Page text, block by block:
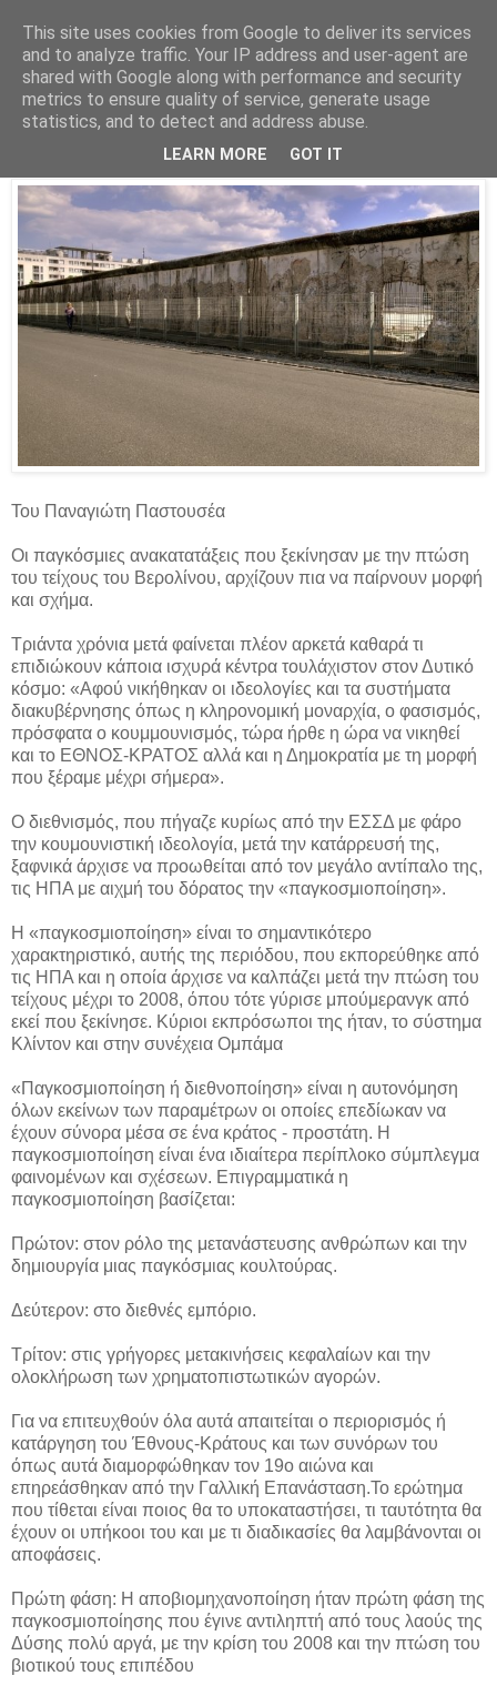
Parakato.gr
Η πολιορκία του Έθνους-Κράτους
Του Παναγιώτη Παστουσέα
Οι παγκόσμιες ανακατατάξεις που ξεκίνησαν με την πτώση
του τείχους του Βερολίνου, αρχίζουν πια να παίρνουν μορφή
και σχήμα.
Τριάντα χρόνια μετά φαίνεται πλέον αρκετά καθαρά τι
επιδιώκουν κάποια ισχυρά κέντρα τουλάχιστον στον Δυτικό
κόσμο: «Αφού νικήθηκαν οι ιδεολογίες και τα συστήματα
διακυβέρνησης όπως η κληρονομική μοναρχία, ο φασισμός,
πρόσφατα ο κουμμουνισμός, τώρα ήρθε η ώρα να νικηθεί
και το ΕΘΝΟΣ-ΚΡΑΤΟΣ αλλά και η Δημοκρατία με τη μορφή
που ξέραμε μέχρι σήμερα».
Ο διεθνισμός, που πήγαζε κυρίως από την ΕΣΣΔ με φάρο
την κουμουνιστική ιδεολογία, μετά την κατάρρευσή της,
ξαφνικά άρχισε να προωθείται από τον μεγάλο αντίπαλο της,
τις ΗΠΑ με αιχμή του δόρατος την «παγκοσμιοποίηση».
Η «παγκοσμιοποίηση» είναι το σημαντικότερο
χαρακτηριστικό, αυτής της περιόδου, που εκπορεύθηκε από
τις ΗΠΑ και η οποία άρχισε να καλπάζει μετά την πτώση του
τείχους μέχρι το 2008, όπου τότε γύρισε μπούμερανγκ από
εκεί που ξεκίνησε. Κύριοι εκπρόσωποι της ήταν, το σύστημα
Κλίντον και στην συνέχεια Ομπάμα
«Παγκοσμιοποίηση ή διεθνοποίηση» είναι η αυτονόμηση
όλων εκείνων των παραμέτρων οι οποίες επεδίωκαν να
έχουν σύνορα μέσα σε ένα κράτος - προστάτη. Η
παγκοσμιοποίηση είναι ένα ιδιαίτερα περίπλοκο σύμπλεγμα
φαινομένων και σχέσεων. Επιγραμματικά η
παγκοσμιοποίηση βασίζεται:
Πρώτον: στον ρόλο της μετανάστευσης ανθρώπων και την
δημιουργία μιας παγκόσμιας κουλτούρας.
Δεύτερον: στο διεθνές εμπόριο.
Τρίτον: στις γρήγορες μετακινήσεις κεφαλαίων και την
ολοκλήρωση των χρηματοπιστωτικών αγορών.
Για να επιτευχθούν όλα αυτά απαιτείται ο περιορισμός ή
κατάργηση του Έθνους-Κράτους και των συνόρων του
όπως αυτά διαμορφώθηκαν τον 19ο αιώνα και
επηρεάσθηκαν από την Γαλλική Επανάσταση.Το ερώτημα
που τίθεται είναι ποιος θα το υποκαταστήσει, τι ταυτότητα θα
έχουν οι υπήκοοι του και με τι διαδικασίες θα λαμβάνονται οι
αποφάσεις.
Πρώτη φάση: Η αποβιομηχανοποίηση ήταν πρώτη φάση της
παγκοσμιοποίησης που έγινε αντιληπτή από τους λαούς της
Δύσης πολύ αργά, με την κρίση του 2008 και την πτώση του
βιοτικού τους επιπέδου
This site uses cookies from Google to deliver its services
and to analyze traffic. Your IP address and user-agent are
shared with Google along with performance and security
metrics to ensure quality of service, generate usage
statistics, and to detect and address abuse.
LEARN MORE GOT IT